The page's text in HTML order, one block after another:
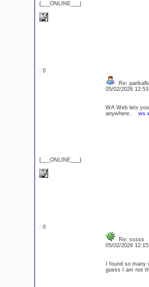
{___ONLINE___}
: 0
{___ONLINE___}
Re:
05/02/2026
WA Web lets
anywhere. ws
: 0
Re: sssss
05/02/2026
I found so
guess I am not